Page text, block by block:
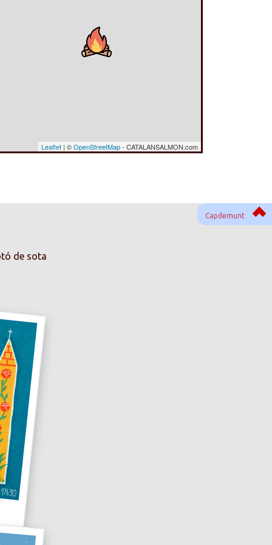
Leaflet | ©OpenStreetMap- CATALANSALMON.com
Capdemunt
de sota